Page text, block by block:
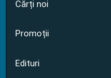
Cărți noi
Promoții
Edituri